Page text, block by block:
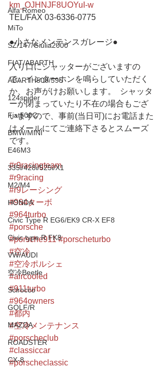
Alfa Romeo
MiTo
SZ/147/Giulia2000
FIAT/ABARTH
ABARTH500/595
124spider
Fiat500C
BMW/MINI
E46M3
335i/428i/525i/X1
M2/M4
HONDA
Civic Type R EG6/EK9 CR-X EF8
Civic type R FK8
VW/AUDI
空冷Beetle
Scirocco
GOLF/R
MAZDA
ROADSTER
CX-8
km_OJHNJF8UOYuI-w
TEL/FAX 03-6336-0775
●小さなメンテンスガレージ●
入り口にシャッターがございますの
で、インターホンを鳴らしていただく
か、お声がけお願いします。  シャッタ
ーが閉まっていたり不在の場合もござ
いますので、事前(当日可)にお電話また
はメールにてご連絡下さるとスムーズ
です。
#r9racingteam
#r9racing
#r9レーシング
#964ターボ
#964turbo
#porsche
#porsche911 #porscheturbo
#空冷
#空冷ポルシェ
#aircooled
#911turbo
#964owners
#都内
#空冷メンテナンス
#porscheclub
#classiccar
#porscheclassic